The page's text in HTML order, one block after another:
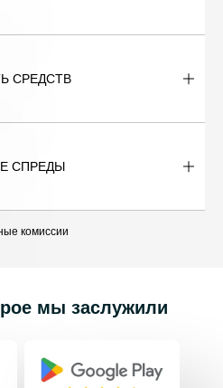
СРЕДСТВ
СПРЕДЫ
комиссии
мы заслужили